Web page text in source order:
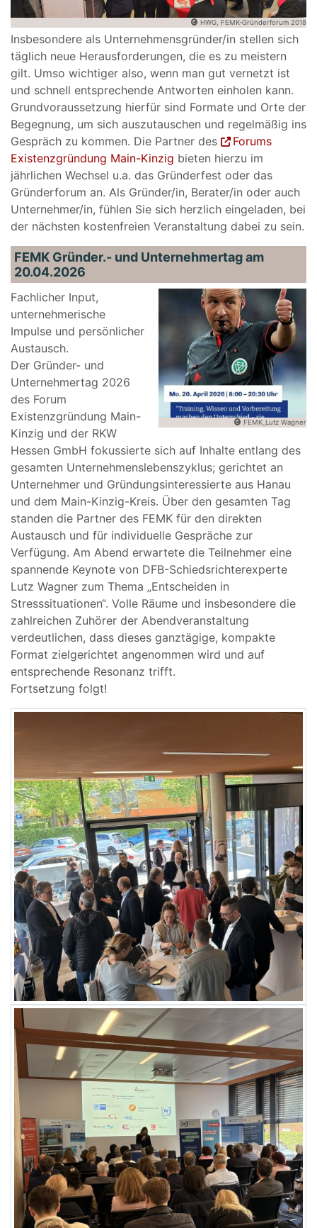
HWG, FEMK-Gründerforum 2018
Insbesondere als Unternehmensgründer/in stellen sich
täglich neue Herausforderungen, die es zu meistern
gilt. Umso wichtiger also, wenn man gut vernetzt ist
und schnell entsprechende Antworten einholen kann.
Grundvoraussetzung hierfür sind Formate und Orte der
Begegnung, um sich auszutauschen und regelmäßig ins
Gespräch zu kommen. Die Partner des
Forums
Existenzgründung Main-Kinzig bieten hierzu im
jährlichen Wechsel u.a. das Gründerfest oder das
Gründerforum an. Als Gründer/in, Berater/in oder auch
Unternehmer/in, fühlen Sie sich herzlich eingeladen, bei
der nächsten kostenfreien Veranstaltung dabei zu sein.
FEMK Gründer.- und Unternehmertag am
20.04.2026
FEMK_Lutz Wagner
Fachlicher Input,
unternehmerische
Impulse und persönlicher
Austausch.
Der Gründer- und
Unternehmertag 2026
des Forum
Existenzgründung Main-
Kinzig und der RKW
Hessen GmbH fokussierte sich auf Inhalte entlang des
gesamten Unternehmenslebenszyklus; gerichtet an
Unternehmer und Gründungsinteressierte aus Hanau
und dem Main-Kinzig-Kreis. Über den gesamten Tag
standen die Partner des FEMK für den direkten
Austausch und für individuelle Gespräche zur
Verfügung. Am Abend erwartete die Teilnehmer eine
spannende Keynote von DFB-Schiedsrichterexperte
Lutz Wagner zum Thema „Entscheiden in
Stresssituationen“. Volle Räume und insbesondere die
zahlreichen Zuhörer der Abendveranstaltung
verdeutlichen, dass dieses ganztägige, kompakte
Format zielgerichtet angenommen wird und auf
entsprechende Resonanz trifft.
Fortsetzung folgt!